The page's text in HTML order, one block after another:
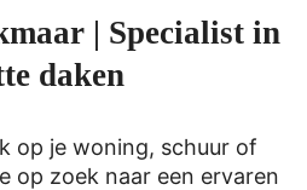
| Specialist in
daken
op je woning, schuur of
op zoek naar een ervaren